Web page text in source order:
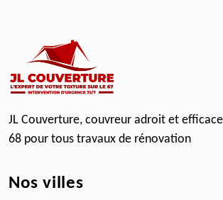
JL Couverture, couvreur adroit et
68 pour tous travaux de rénovation
Nos villes